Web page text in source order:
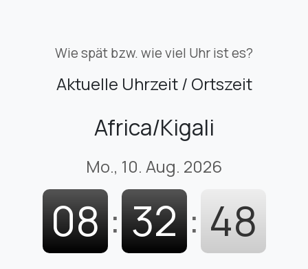
Wie spät bzw. wie viel Uhr ist es?
Aktuelle Uhrzeit / Ortszeit
Africa/Kigali
Mo., 10. Aug. 2026
08 : 32 : 49